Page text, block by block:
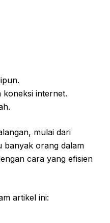
koneksi internet.
mulai dari
banyak orang dalam
cara yang efisien
artikel ini: